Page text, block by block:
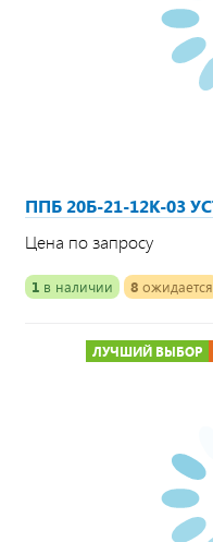
ППБ 20Б-21-12К-03
Цена по запросу
1 в наличии 8 ожидается
ЛУЧШИЙ ВЫБОР